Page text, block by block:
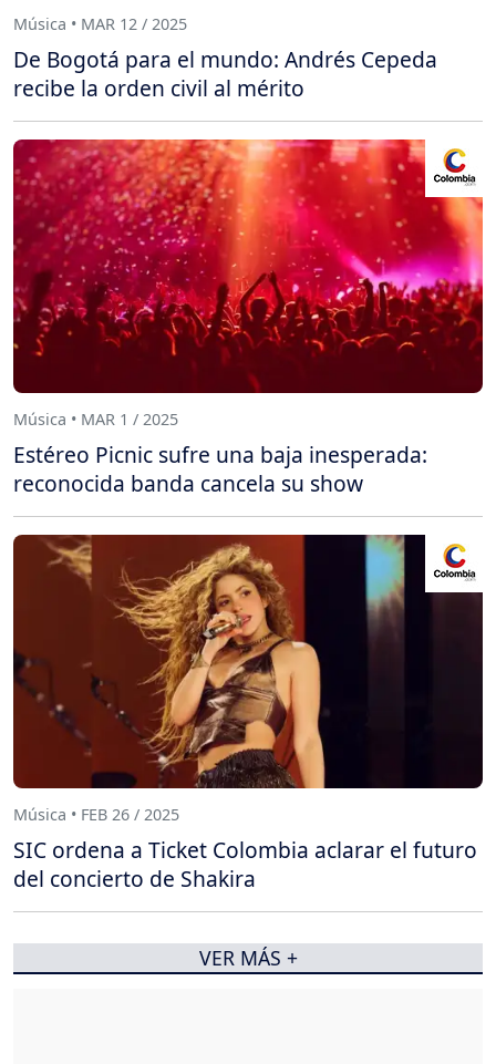
Música • MAR 12 / 2025
De Bogotá para el mundo: Andrés Cepeda
recibe la orden civil al mérito
Música • MAR 1 / 2025
Estéreo Picnic sufre una baja inesperada:
reconocida banda cancela su show
Música • FEB 26 / 2025
SIC ordena a Ticket Colombia aclarar el futuro
del concierto de Shakira
VER MÁS +